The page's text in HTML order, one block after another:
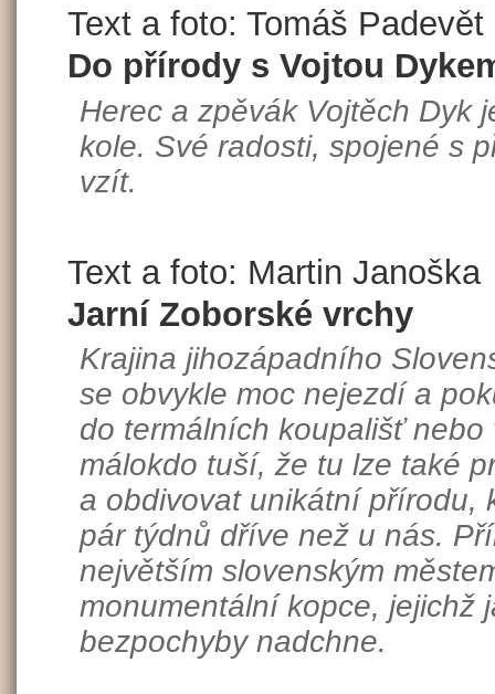
Text a foto: Tomáš Padevět
Do přírody s Vojtou
Herec a zpěvák Vojtěch Dyk
kole. Své radosti, spojené s
vzít.
Text a foto: Martin Janoška
Jarní Zoborské vrchy
Krajina jihozápadního
se obvykle moc nejezdí a
do termálních koupališť
málokdo tuší, že tu lze také
a obdivovat unikátní přírodu,
pár týdnů dříve než u nás.
největším slovenským
monumentální kopce, jejichž
bezpochyby nadchne.